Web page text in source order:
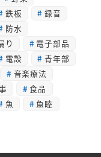
鉄板
録音
防水
り
電子部品
電設
青年部
音楽療法
食品
魚
魚睦